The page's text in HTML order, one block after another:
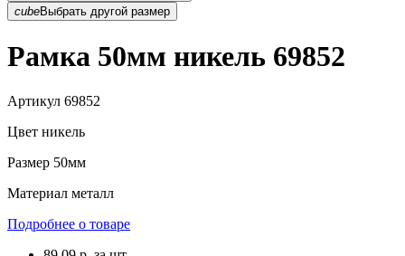
cubeВыбрать другой размер
Рамка 50мм никель 69852
Артикул 69852
Цвет никель
Размер 50мм
Материал металл
Подробнее о товаре